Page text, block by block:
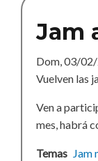
Jam
Dom, 03/
Vuelven las
Ven a
mes, habrá
Temas Jam